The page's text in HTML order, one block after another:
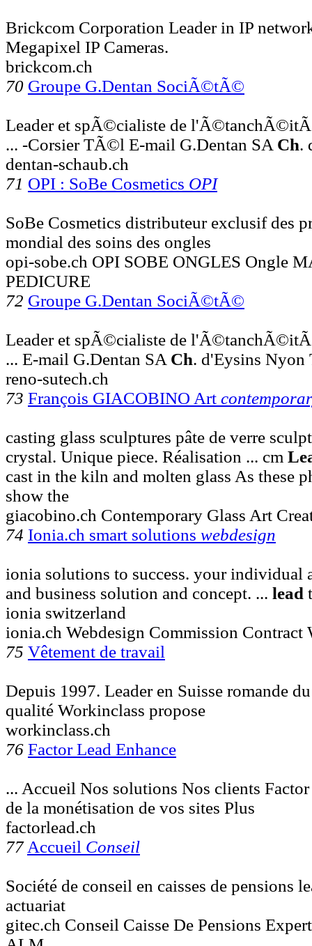
Brickcom Corporation Leader in IP
Megapixel IP Cameras.
brickcom.ch
70 Groupe G.Dentan SociÃ©tÃ©
Leader et spÃ©cialiste de
... -Corsier TÃ©l E-mail G.Dentan SA Ch.
dentan-schaub.ch
71 OPI : SoBe Cosmetics OPI
SoBe Cosmetics distributeur exclusif des
mondial des soins des ongles
opi-sobe.ch OPI SOBE ONGLES Ongle
PEDICURE
72 Groupe G.Dentan SociÃ©tÃ©
Leader et spÃ©cialiste de
... E-mail G.Dentan SA Ch. d'Eysins
reno-sutech.ch
73 François GIACOBINO Art
casting glass sculptures pâte de verre
crystal. Unique piece. Réalisation ... cm
cast in the kiln and molten glass As these
show the
giacobino.ch Contemporary Glass Art
74 Ionia.ch smart solutions webdesign
ionia solutions to success. your individual
and business solution and concept. ... lead
ionia switzerland
ionia.ch Webdesign Commission Contract
75 Vêtement de travail
Depuis 1997. Leader en Suisse romande
qualité Workinclass propose
workinclass.ch
76 Factor Lead Enhance
... Accueil Nos solutions Nos clients
de la monétisation de vos sites Plus
factorlead.ch
77 Accueil Conseil
Société de conseil en caisses de pensions
actuariat
gitec.ch Conseil Caisse De Pensions